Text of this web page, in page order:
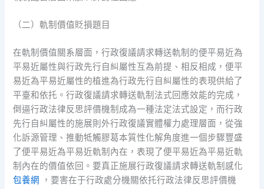
（二）軌制價值貶損題目
在軌制價值關系層面，行政復議請求轉送軌制的便平易近為
平易近屬性與行政先行自糾屬性互為前提、相反相成，便平
易近為平易近屬性的植進為行政先行自糾屬性的表現供給了
平臺和依托。行政復議請求轉送軌制法式回應效能的完成，
倒逼行政法律反思評價機制成為一種法定法式設定，而行政
先行自糾屬性的施展則外行政復議實體權力處理層面，從強
化訴源管理、推動牴觸膠葛本質性化解角度進一個步驟豐盛
了便平易近為平易近軌制內在，表現了便平易近為平易近軌
制內在的價值依回。要真正施展行政復議請求轉送軌制感化
包養網
，要害在于行政處分機關依托行政法律反思評價機